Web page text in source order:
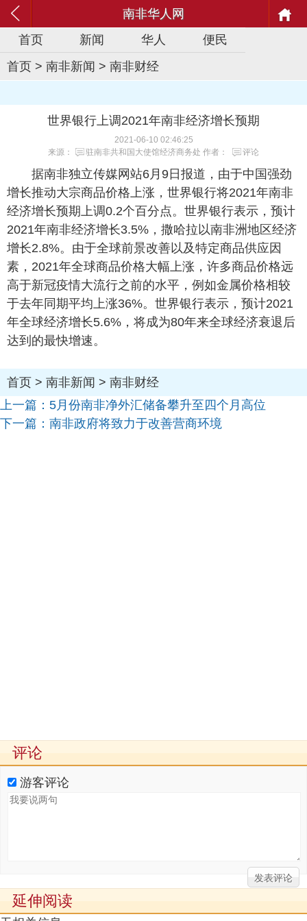
南非华人网
首页
新闻 华人
便民
首页 > 南非新闻 > 南非财经
世界银行上调2021年南非经济增长预期
2021-06-10 02:46:25
来源：
驻南非共和国大使馆经济商务处 作者： 评论
据南非独立传媒网站6月9日报道，由于中国强劲
增长推动大宗商品价格上涨，世界银行将2021年南非
经济增长预期上调0.2个百分点。世界银行表示，预计
2021年南非经济增长3.5%，撒哈拉以南非洲地区经济
增长2.8%。由于全球前景改善以及特定商品供应因
素，2021年全球商品价格大幅上涨，许多商品价格远
高于新冠疫情大流行之前的水平，例如金属价格相较
于去年同期平均上涨36%。世界银行表示，预计2021
年全球经济增长5.6%，将成为80年来全球经济衰退后
达到的最快增速。
首页 > 南非新闻 > 南非财经
上一篇： 5月份南非净外汇储备攀升至四个月高位
下一篇： 南非政府将致力于改善营商环境
评论
游客评论
延伸阅读